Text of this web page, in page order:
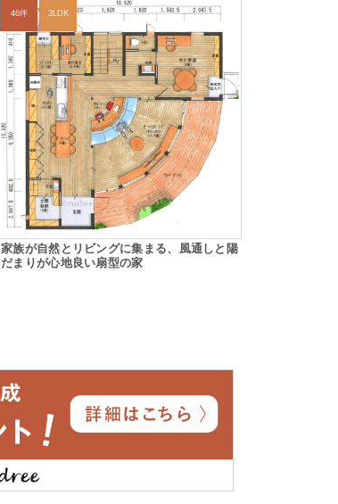
46坪 3LDK
家族が自然とリビングに集まる、風通しと陽
だまりが心地良い扇型の家